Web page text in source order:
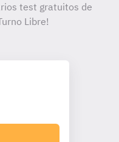
test gratuitos de
Libre!